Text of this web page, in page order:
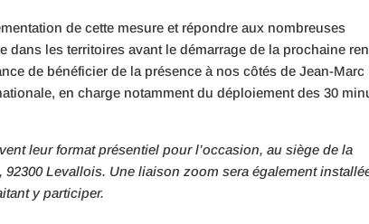
de cette mesure et répondre aux nombreuses
les territoires avant le démarrage de la prochaine
de bénéficier de la présence à nos côtés de Jean-Marc
en charge notamment du déploiement des 30
leur format présentiel pour l’occasion, au siège de la
Levallois. Une liaison zoom sera également
y participer.